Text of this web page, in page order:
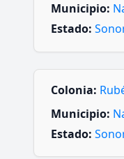
Municipio:
Estado:
Colonia:
Municipio:
Estado: